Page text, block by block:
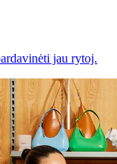
jau rytoj.